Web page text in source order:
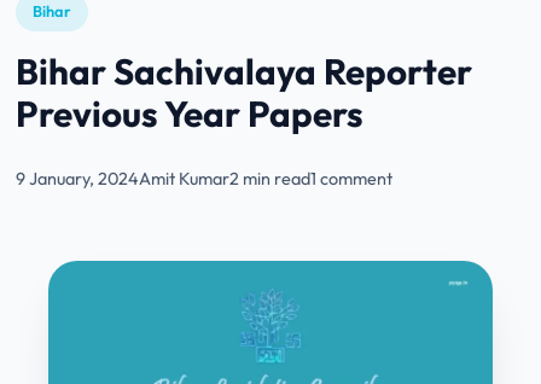
Bihar
Bihar Sachivalaya Reporter
Previous Year Papers
9 January, 2024Amit Kumar2 min read1 comment